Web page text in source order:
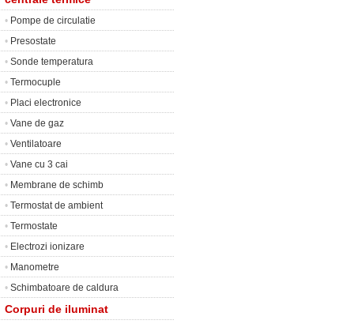
• Pompe de circulatie
• Presostate
• Sonde temperatura
• Termocuple
• Placi electronice
• Vane de gaz
• Ventilatoare
• Vane cu 3 cai
• Membrane de schimb
• Termostat de ambient
• Termostate
• Electrozi ionizare
• Manometre
• Schimbatoare de caldura
Corpuri de iluminat